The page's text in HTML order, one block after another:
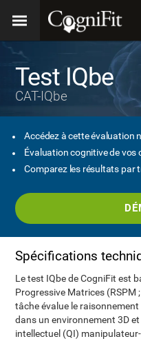
Test IQbe
CAT-IQbe
Accédez à cette évaluation
Évaluation cognitive de vos
Comparez les résultats par
Spécifications
Le test IQbe de CogniFit est
Progressive Matrices (RSPM
tâche évalue le
dans un environnement 3D
intellectuel (QI)